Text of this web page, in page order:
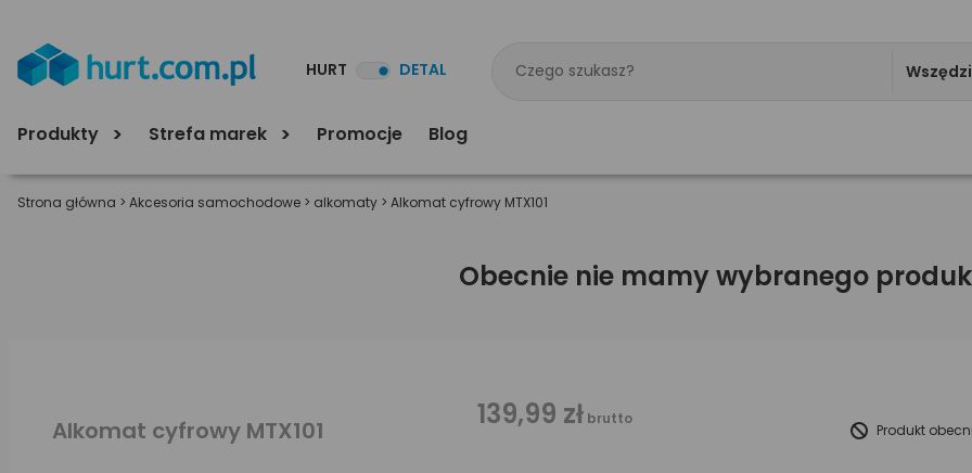
HURT DETAL
Produkty Strefa marek Promocje Blog
Strona główna > Akcesoria samochodowe > alkomaty > Alkomat cyfrowy MTX101
Obecnie nie mamy wybranego
Alkomat cyfrowy MTX101 139,99 zł brutto
Produkt